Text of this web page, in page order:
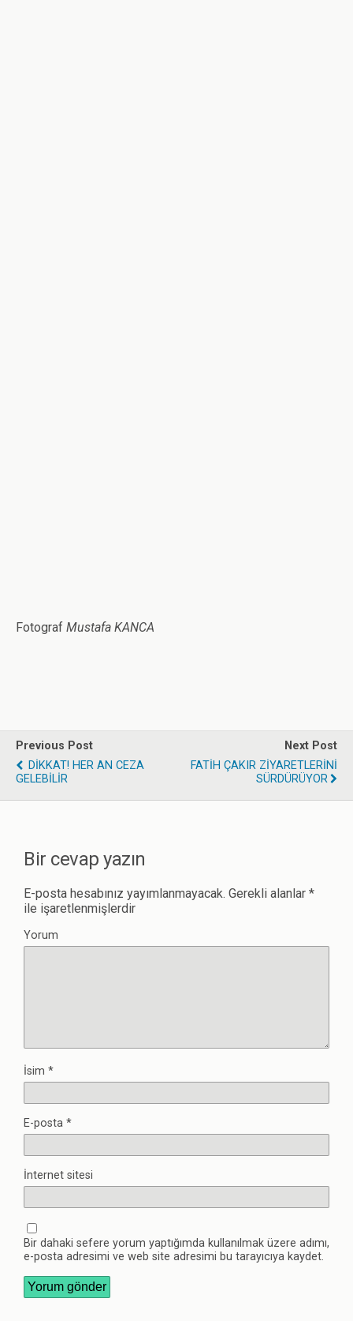
Fotograf Mustafa KANCA
Previous Post
DİKKAT! HER AN CEZA
GELEBİLİR
Next Post
FATİH ÇAKIR ZİYARETLERİNİ
SÜRDÜRÜYOR
Bir cevap yazın
E-posta hesabınız yayımlanmayacak. Gerekli alanlar *
ile işaretlenmişlerdir
Yorum
İsim *
E-posta *
İnternet sitesi
Bir dahaki sefere yorum yaptığımda kullanılmak üzere adımı,
e-posta adresimi ve web site adresimi bu tarayıcıya kaydet.